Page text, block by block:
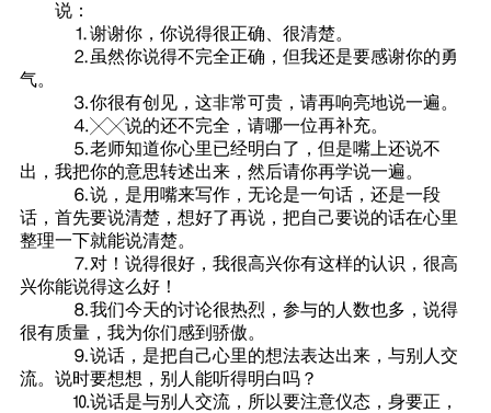
说：
⒈谢谢你，你说得很正确、很清楚。
⒉虽然你说得不完全正确，但我还是要感谢你的勇
气。
⒊你很有创见，这非常可贵，请再响亮地说一遍。
⒋╳╳说的还不完全，请哪一位再补充。
⒌老师知道你心里已经明白了，但是嘴上还说不
出，我把你的意思转述出来，然后请你再学说一遍。
⒍说，是用嘴来写作，无论是一句话，还是一段
话，首先要说清楚，想好了再说，把自己要说的话在心里
整理一下就能说清楚。
⒎对！说得很好，我很高兴你有这样的认识，很高
兴你能说得这么好！
⒏我们今天的讨论很热烈，参与的人数也多，说得
很有质量，我为你们感到骄傲。
⒐说话，是把自己心里的想法表达出来，与别人交
流。说时要想想，别人能听得明白吗？
⒑说话是与别人交流，所以要注意仪态，身要正，